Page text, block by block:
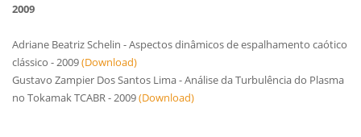
2009
Adriane Beatriz Schelin - Aspectos dinâmicos de espalhamento caótico
clássico - 2009(Download)
Gustavo Zampier Dos Santos Lima- Análise da Turbulência do Plasma
no Tokamak TCABR - 2009(Download)